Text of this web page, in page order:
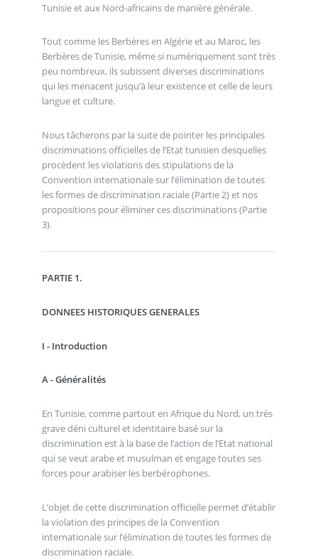
Tunisie et aux Nord-africains de manière générale.
Tout comme les Berbères en Algérie et au Maroc, les
Berbères de Tunisie, même si numériquement sont très
peu nombreux, ils subissent diverses discriminations
qui les menacent jusqu’à leur existence et celle de leurs
langue et culture.
Nous tâcherons par la suite de pointer les principales
discriminations officielles de l’Etat tunisien desquelles
procèdent les violations des stipulations de la
Convention internationale sur l’élimination de toutes
les formes de discrimination raciale (Partie 2) et nos
propositions pour éliminer ces discriminations (Partie
3).
PARTIE 1.
DONNEES HISTORIQUES GENERALES
I - Introduction
A - Généralités
En Tunisie, comme partout en Afrique du Nord, un très
grave déni culturel et identitaire basé sur la
discrimination est à la base de l’action de l’Etat national
qui se veut arabe et musulman et engage toutes ses
forces pour arabiser les berbérophones.
L’objet de cette discrimination officielle permet d’établir
la violation des principes de la Convention
internationale sur l’élimination de toutes les formes de
discrimination raciale.